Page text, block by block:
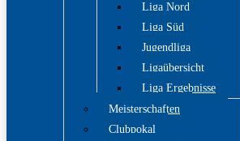
Liga Nord
Liga Süd
Jugendliga
Ligaübersicht
Liga Ergebnisse
Meisterschaften
Clubpokal